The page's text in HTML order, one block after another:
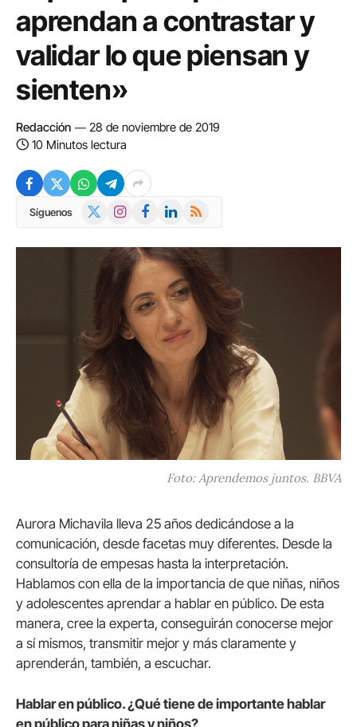
aprendan a contrastar y
validar lo que piensan y
sienten»
Redacción
28 de noviembre de 2019
10 Minutos lectura
Síguenos InstagramFacebookLinkedIn
RSS
Foto: Aprendemos juntos. BBVA
Aurora Michavila lleva 25 años dedicándose a la
comunicación, desde facetas muy diferentes. Desde la
consultoría de empesas hasta la interpretación.
Hablamos con ella de la importancia de que niñas, niños
y adolescentes aprendar a hablar en público. De esta
manera, cree la experta, conseguirán conocerse mejor
a sí mismos, transmitir mejor y más claramente y
aprenderán, también, a escuchar.
Hablar en público. ¿Qué tiene de importante hablar